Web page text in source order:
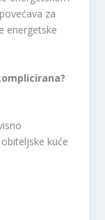
za
energetske
kuće